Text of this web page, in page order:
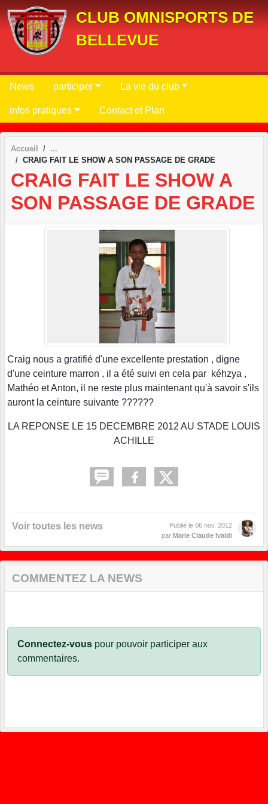
CLUB OMNISPORTS DE
BELLEVUE
News participer La vie du club
infos pratiques Contact et Plan
Accueil
CRAIG FAIT LE SHOW A SON PASSAGE DE GRADE
CRAIG FAIT LE SHOW A
SON PASSAGE DE GRADE
Craig nous a gratifié d'une excellente prestation , digne
d'une ceinture marron , il a été suivi en cela par kéhzya ,
Mathéo et Anton, il ne reste plus maintenant qu'à savoir s'ils
auront la ceinture suivante ??????
LA REPONSE LE 15 DECEMBRE 2012 AU STADE LOUIS
ACHILLE
Voir toutes les news Publié le 06 nov. 2012
par Marie Claude Ivaldi
COMMENTEZ LA NEWS
Connectez-vous pour pouvoir participer aux
commentaires.
Panneau de gestion des cookies